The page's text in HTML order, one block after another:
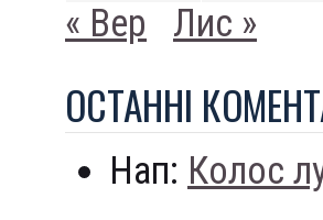
« Вер Лис »
ОСТАННI
Нап: Колос